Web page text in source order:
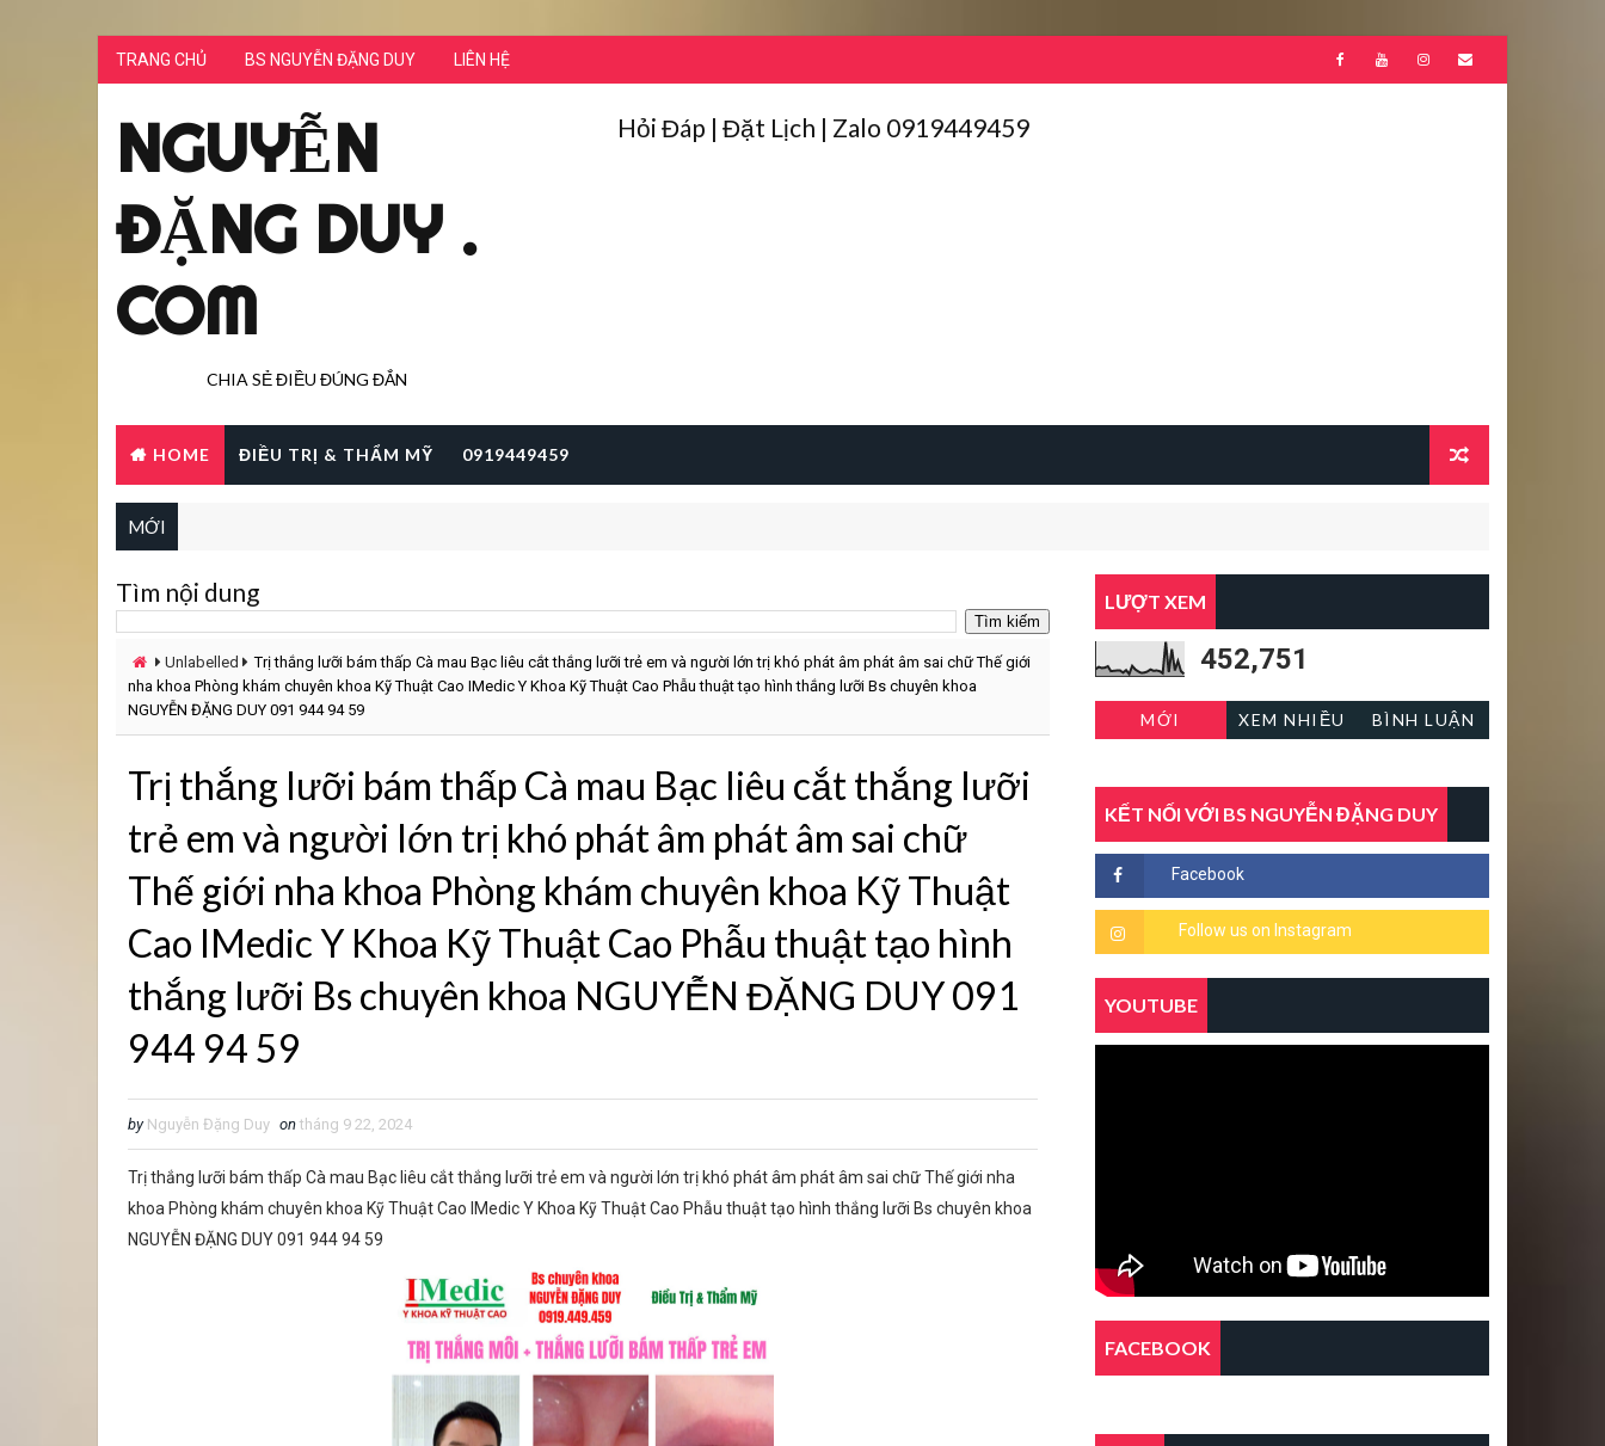
TRANG CHỦ BS NGUYỄN ĐẶNG DUY LIÊN HỆ
NGUYỄN
ĐẶNG DUY .
COM
CHIA SẺ ĐIỀU ĐÚNG ĐẮN
Hỏi Đáp | Đặt Lịch | Zalo 0919449459
HOME ĐIỀU TRỊ & THẨM MỸ 0919449459
MỚI
Tìm nội dung
Unlabelled
Trị thắng lưỡi bám thấp Cà mau Bạc liêu cắt thắng lưỡi trẻ em và người lớn trị khó phát âm phát âm sai chữ Thế giới
nha khoa Phòng khám chuyên khoa Kỹ Thuật Cao IMedic Y Khoa Kỹ Thuật Cao Phẫu thuật tạo hình thắng lưỡi Bs chuyên khoa
NGUYỄN ĐẶNG DUY 091 944 94 59
Trị thắng lưỡi bám thấp Cà mau Bạc liêu cắt thắng lưỡi
trẻ em và người lớn trị khó phát âm phát âm sai chữ
Thế giới nha khoa Phòng khám chuyên khoa Kỹ Thuật
Cao IMedic Y Khoa Kỹ Thuật Cao Phẫu thuật tạo hình
thắng lưỡi Bs chuyên khoa NGUYỄN ĐẶNG DUY 091
944 94 59
by Nguyễn Đặng Duy on tháng 9 22, 2024
Trị thắng lưỡi bám thấp Cà mau Bạc liêu cắt thắng lưỡi trẻ em và người lớn trị khó phát âm phát âm sai chữ Thế giới nha
khoa Phòng khám chuyên khoa Kỹ Thuật Cao IMedic Y Khoa Kỹ Thuật Cao Phẫu thuật tạo hình thắng lưỡi Bs chuyên khoa
NGUYỄN ĐẶNG DUY 091 944 94 59
LƯỢT XEM
452,751
MỚI XEM NHIỀU BÌNH LUẬN
KẾT NỐI VỚI BS NGUYỄN ĐẶNG DUY
YOUTUBE
FACEBOOK